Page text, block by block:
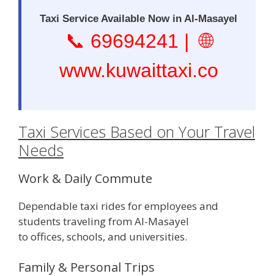
Taxi Service Available Now in Al-Masayel
📞 69694241 | 🌐
www.kuwaittaxi.co
Taxi Services Based on Your Travel
Needs
Work & Daily Commute
Dependable taxi rides for employees and
students traveling from Al-Masayel
to offices, schools, and universities.
Family & Personal Trips